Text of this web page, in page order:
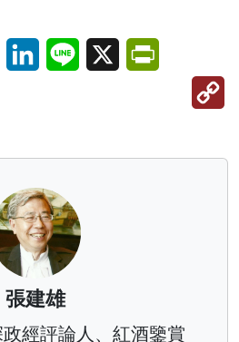
Email LinkedInLine X
張建雄
經評論人、紅酒鑒賞